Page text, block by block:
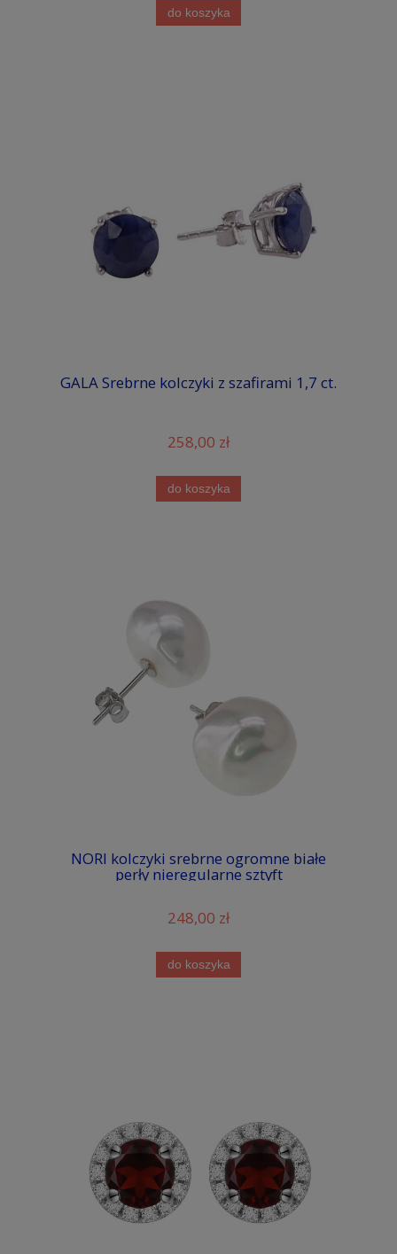
do koszyka
GALA Srebrne kolczyki z szafirami 1,7 ct.
258,00 zł
do koszyka
NORI kolczyki srebrne ogromne białe
perły nieregularne sztyft
248,00 zł
do koszyka